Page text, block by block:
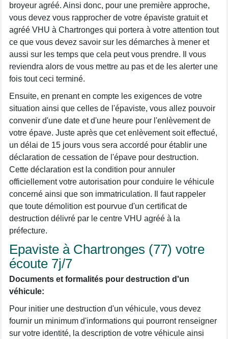
broyeur agréé. Ainsi donc, pour une première approche,
vous devez vous rapprocher de votre épaviste gratuit et
agréé VHU à Chartronges qui portera à votre attention tout
ce que vous devez savoir sur les démarches à mener et
aussi sur les temps que cela peut vous prendre. Il vous
reviendra alors de vous mettre au pas et de les alerter une
fois tout ceci terminé.
Ensuite, en prenant en compte les exigences de votre
situation ainsi que celles de l'épaviste, vous allez pouvoir
convenir d'une date et d'une heure pour l'enlèvement de
votre épave. Juste après que cet enlèvement soit effectué,
un délai de 15 jours vous sera accordé pour établir une
déclaration de cessation de l'épave pour destruction.
Cette déclaration est la condition pour annuler
officiellement votre autorisation pour conduire le véhicule
concerné ainsi que son immatriculation. Il faut rappeler
que toute démolition est pourvue d'un certificat de
destruction délivré par le centre VHU agréé à la
préfecture.
Epaviste à Chartronges (77) votre
écoute 7j/7
Documents et formalités pour destruction d'un
véhicule:
Pour initier une destruction d'un véhicule, vous devez
fournir un minimum d'informations qui pourront renseigner
sur votre identité, la description de votre véhicule ainsi